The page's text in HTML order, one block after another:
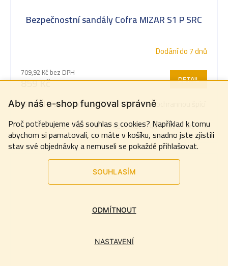
Aby náš e-shop fungoval správně
Proč potřebujeme váš souhlas s cookies? Například k tomu
abychom si pamatovali, co máte v košíku, snadno jste zjistili
stav své objednávky a nemuseli se pokaždé přihlašovat.
SOUHLASÍM
NASTAVENÍ
ODMÍTNOUT
Bezpečnostní sandály Cofra MIZAR S1 P SRC
Dodání do 7 dnů
709,92 Kč bez DPH
859 Kč DETAIL
Sandál pracovní obuv MIZAR S1 P SRC - s ochrannou špicí
37
38 39 40 41 42 43 44 45 46 47